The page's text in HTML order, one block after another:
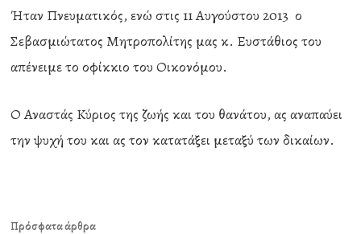
Ήταν Πνευματικός, ενώ στις 11 Αυγούστου 2013 ο
Σεβασμιώτατος Μητροπολίτης μας κ. Ευστάθιος του
απένειμε το οφίκκιο του Οικονόμου.
Ο Αναστάς Κύριος της ζωής και του θανάτου, ας αναπαύει
την ψυχή του και ας τον κατατάξει μεταξύ των δικαίων.
Πρόσφατα άρθρα